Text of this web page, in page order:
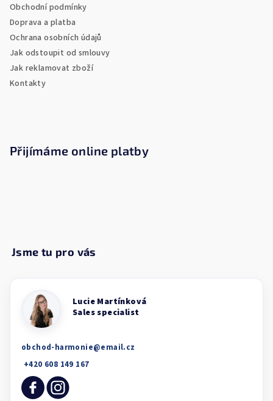
Obchodní podmínky
Doprava a platba
Ochrana osobních údajů
Jak odstoupit od smlouvy
Jak reklamovat zboží
Kontakty
Přijímáme online platby
obchod-harmonie@email.cz